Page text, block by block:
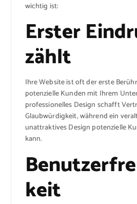
wichtig ist:
Erster
zählt
Ihre Website ist oft der erste
potenzielle Kunden mit Ihrem
professionelles Design schafft
Glaubwürdigkeit, während ein
unattraktives Design potenzielle
kann.
keit